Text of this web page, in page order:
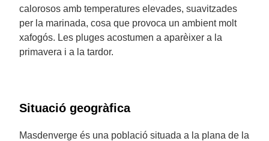
calorosos amb temperatures elevades, suavitzades
per la marinada, cosa que provoca un ambient molt
xafogós. Les pluges acostumen a aparèixer a la
primavera i a la tardor.
Situació geogràfica
Masdenverge és una població situada a la plana de la